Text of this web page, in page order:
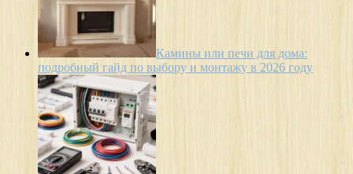
Камины или печи для дома:
подробный гайд по выбору и монтажу в 2026 году